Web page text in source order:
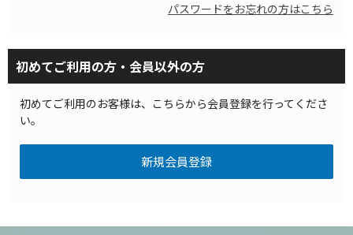
パスワードをお忘れの方はこちら
初めてご利用の方・会員以外の方
初めてご利用のお客様は、こちらから会員登録を行ってくださ
い。